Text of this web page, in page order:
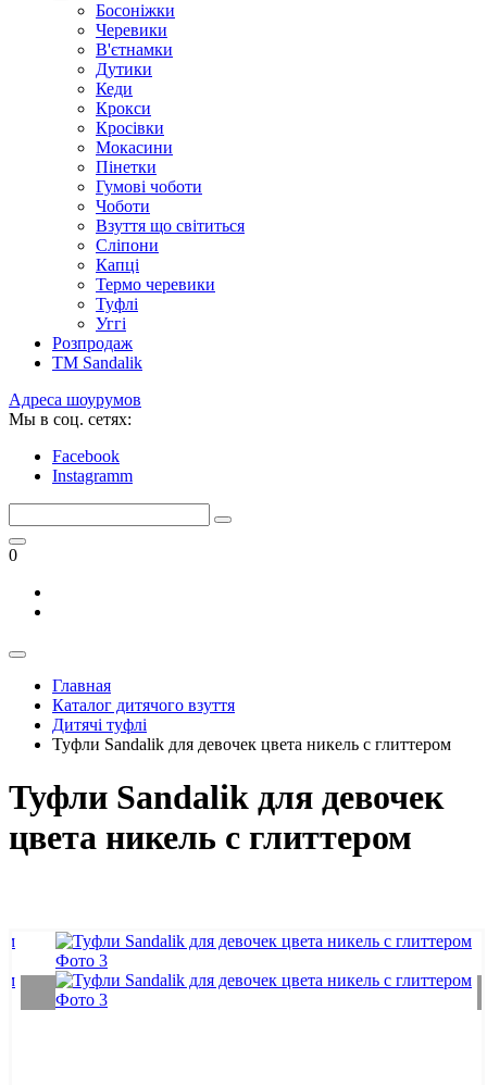
Босоніжки
Черевики
В'єтнамки
Дутики
Кеди
Крокси
Кросівки
Мокасини
Пінетки
Гумові чоботи
Чоботи
Взуття що світиться
Сліпони
Капці
Термо черевики
Туфлі
Уггі
Розпродаж
TM Sandalik
Адреса шоурумов
Мы в соц. сетях:
Facebook
Instagramm
0
Главная
Каталог дитячого взуття
Дитячі туфлі
Туфли Sandalik для девочек цвета никель с глиттером
Туфли Sandalik для девочек
цвета никель с глиттером